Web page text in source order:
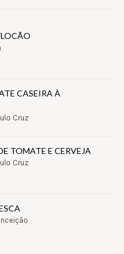
CASEIRA À
Cruz
TOMATE E CERVEJA
Cruz